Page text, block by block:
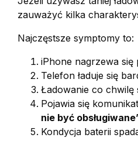
zauważyć kilka
Najczęstsze symptomy to:
iPhone nagrzewa się
Telefon ładuje się
Ładowanie co chwilę
Pojawia się komunikat
nie być
Kondycja baterii